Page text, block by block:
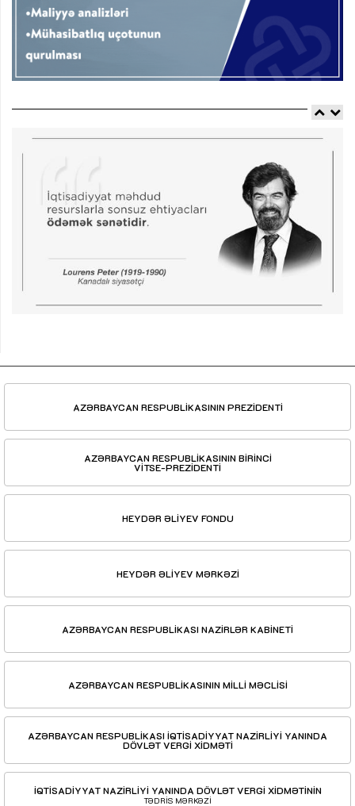
AZƏRBAYCAN RESPUBLİKASININ PREZİDENTİ
AZƏRBAYCAN RESPUBLİKASININ BİRİNCİ
VİTSE-PREZİDENTİ
HEYDƏR ƏLİYEV FONDU
HEYDƏR ƏLİYEV MƏRKƏZİ
AZƏRBAYCAN RESPUBLİKASI NAZİRLƏR KABİNETİ
AZƏRBAYCAN RESPUBLİKASININ MİLLİ MƏCLİSİ
AZƏRBAYCAN RESPUBLİKASI İQTİSADİYYAT NAZİRLİYİ YANINDA
DÖVLƏT VERGİ XİDMƏTİ
İQTİSADİYYAT NAZİRLİYİ YANINDA DÖVLƏT VERGİ XİDMƏTİNİN
TƏDRİS MƏRKƏZİ